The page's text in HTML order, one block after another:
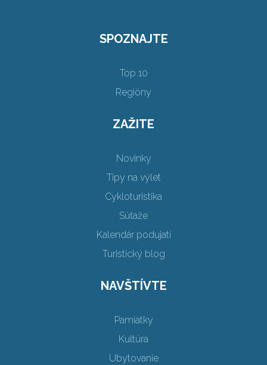
SPOZNAJTE
Top 10
Regióny
ZAŽITE
Novinky
Tipy na výlet
Cykloturistika
Súťaže
Kalendár podujatí
Turistický blog
NAVŠTÍVTE
Pamiatky
Kultúra
Ubytovanie